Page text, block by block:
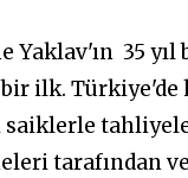
Yaklav'ın 35 yıl
ilk. Türkiye'de
saiklerle
tarafından